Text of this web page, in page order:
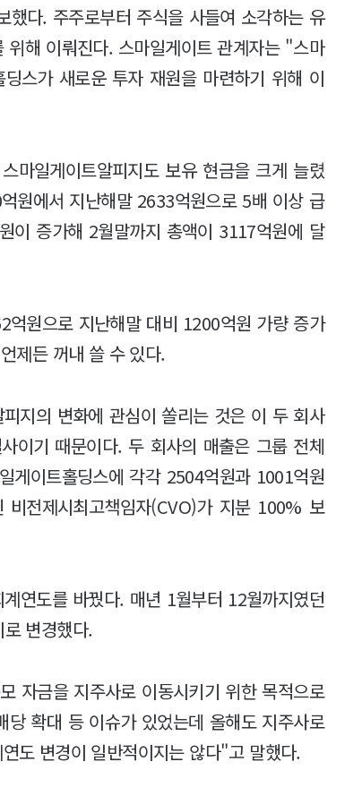
다. 주주로부터 주식을 사들여 소각하는 유
해 이뤄진다. 스마일게이트 관계자는 "스마
스가 새로운 투자 재원을 마련하기 위해 이
마일게이트알피지도 보유 현금을 크게 늘렸
원에서 지난해말 2633억원으로 5배 이상 급
이 증가해 2월말까지 총액이 3117억원에 달
원으로 지난해말 대비 1200억원 가량 증가
제든 꺼내 쓸 수 있다.
지의 변화에 관심이 쏠리는 것은 이 두 회사
이기 때문이다. 두 회사의 매출은 그룹 전체
게이트홀딩스에 각각 2504억원과 1001억원
비전제시최고책임자(CVO)가 지분 100% 보
연도를 바꿨다. 매년 1월부터 12월까지였던
변경했다.
자금을 지주사로 이동시키기 위한 목적으로
확대 등 이슈가 있었는데 올해도 지주사로
도 변경이 일반적이지는 않다"고 말했다.